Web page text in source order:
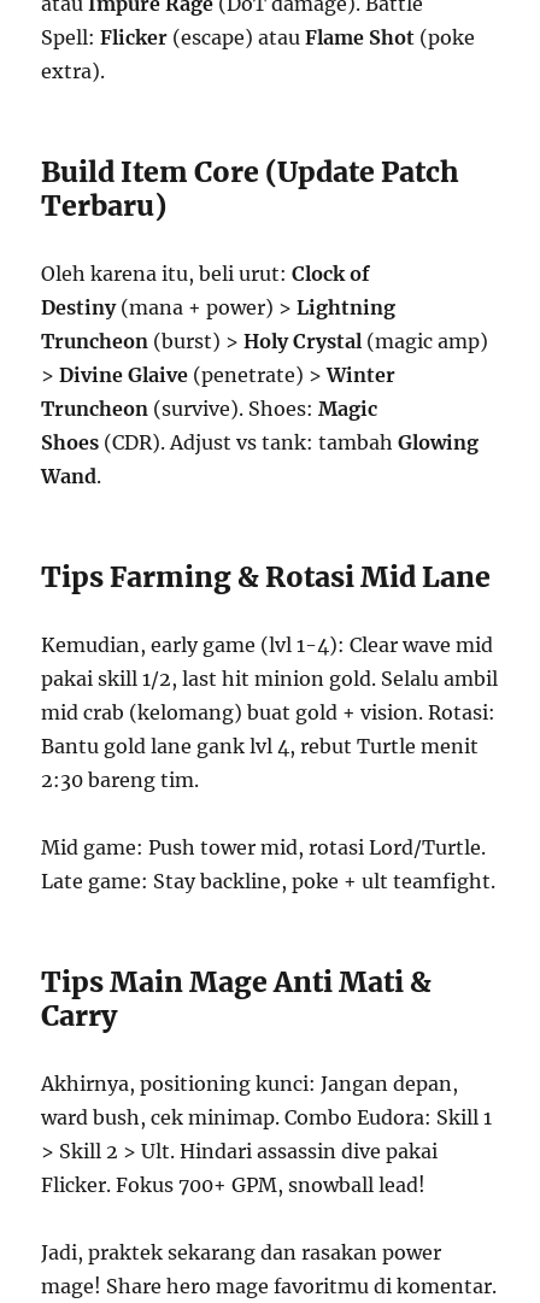
Spell:Flicker (escape) atauFlame Shot (poke
extra).
Build Item Core (Update Patch
Terbaru)
Oleh karena itu, beli urut:Clock of
Destiny(mana + power) >Lightning
Truncheon (burst) >Holy Crystal (magic amp)
>Divine Glaive (penetrate) >Winter
Truncheon (survive). Shoes:Magic
Shoes (CDR). Adjust vs tank: tambahGlowing
Wand.
Tips Farming & Rotasi Mid Lane
Kemudian, early game (lvl 1-4): Clear wave mid
pakai skill 1/2, last hit minion gold. Selalu ambil
mid crab (kelomang) buat gold + vision. Rotasi:
Bantu gold lane gank lvl 4, rebut Turtle menit
2:30 bareng tim.
Mid game: Push tower mid, rotasi Lord/Turtle.
Late game: Stay backline, poke + ult teamfight.
Tips Main Mage Anti Mati &
Carry
Akhirnya, positioning kunci: Jangan depan,
ward bush, cek minimap. Combo Eudora: Skill 1
> Skill 2 > Ult. Hindari assassin dive pakai
Flicker. Fokus 700+ GPM, snowball lead!
Jadi, praktek sekarang dan rasakan power
mage! Share hero mage favoritmu di komentar.